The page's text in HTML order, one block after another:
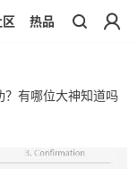
区 热品
？有哪位大神知道吗